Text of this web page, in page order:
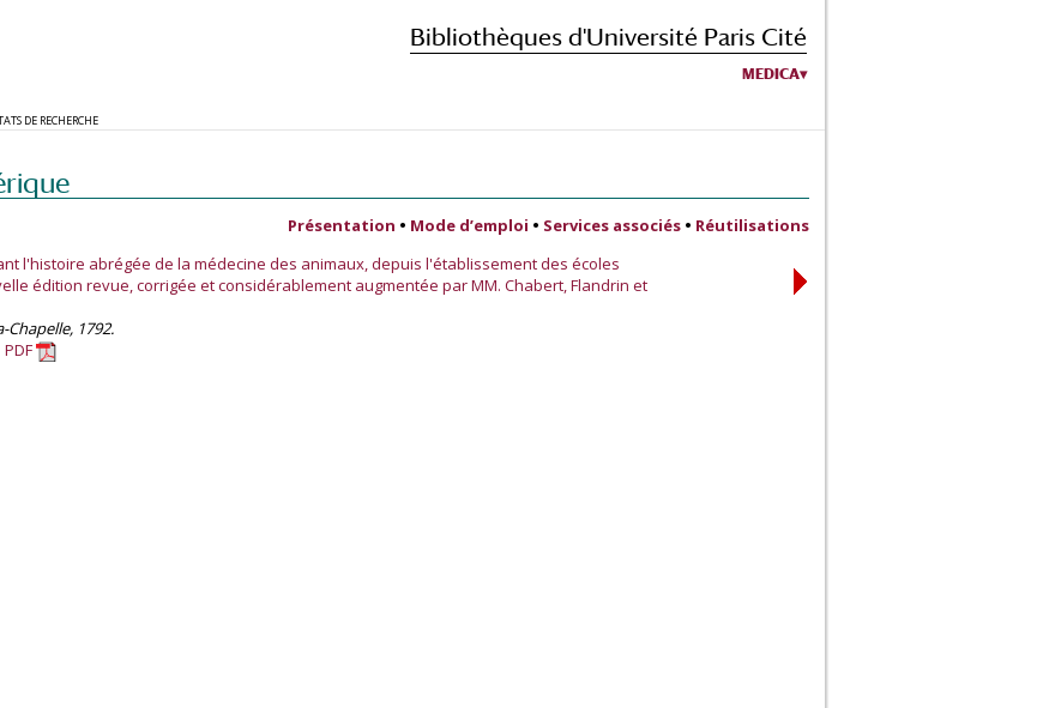
Bibliothèques d'Université Paris Cité
MEDICA
DE RECHERCHE
Présentation • Mode d’emploi • Services associés • Réutilisations
l'histoire abrégée de la médecine des animaux, depuis l'établissement des écoles
édition revue, corrigée et considérablement augmentée par MM. Chabert, Flandrin et
Chapelle, 1792.
PDF